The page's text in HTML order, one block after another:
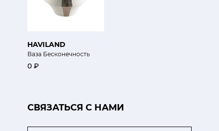
HAVILAND
Ваза Бесконечность
0 ₽
CВЯЗАТЬСЯ С НАМИ